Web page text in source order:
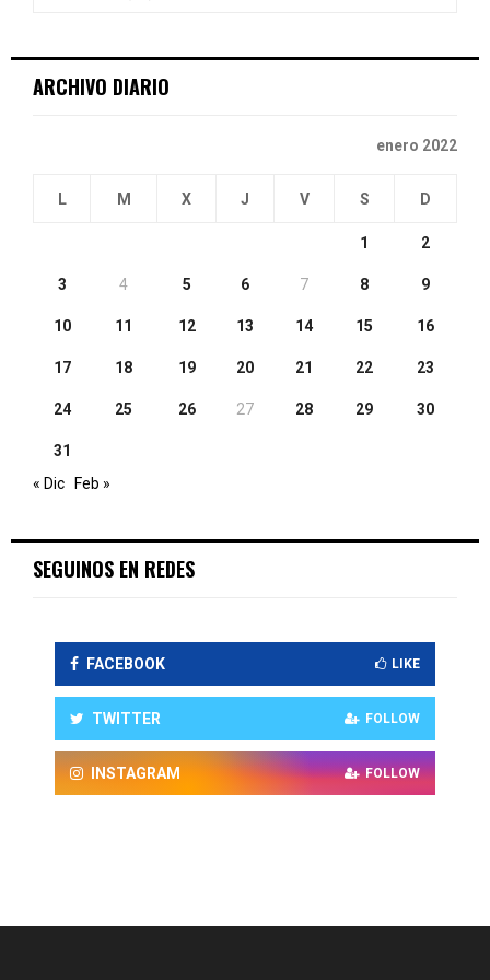
ARCHIVO DIARIO
enero 2022
L M X J V S D
1 2
3 4 5 6 7 8 9
10 11 12 13 14 15 16
17 18 19 20 21 22 23
24 25 26 27 28 29 30
31
« Dic
Feb »
SEGUINOS EN REDES
FACEBOOK LIKE
TWITTER FOLLOW
INSTAGRAM FOLLOW